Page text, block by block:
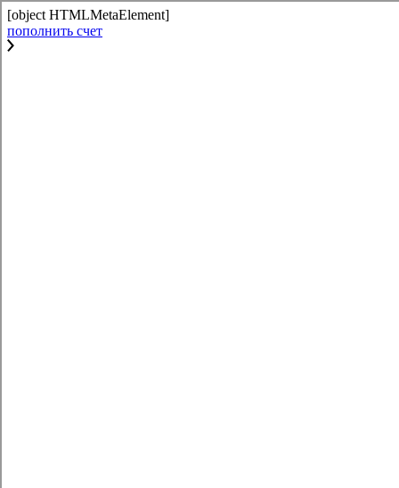
[object HTMLMetaElement]
пополнить счет